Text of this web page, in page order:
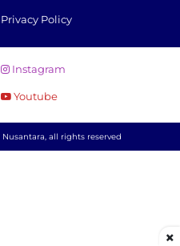
Privacy Policy
Instagram
Youtube
all rights reserved
×